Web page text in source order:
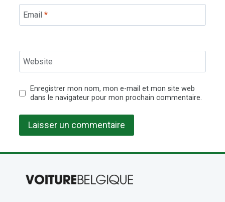
Email *
Website
Enregistrer mon nom, mon e-mail et mon site web
dans le navigateur pour mon prochain commentaire.